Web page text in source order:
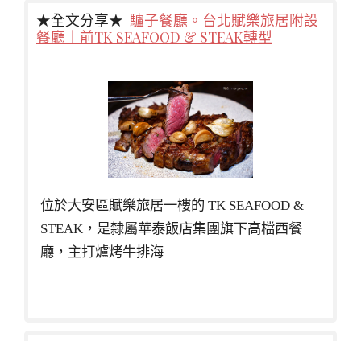
★全文分享★ 驢子餐廳。台北賦樂旅居附設
餐廳｜前TK SEAFOOD & STEAK轉型
位於大安區賦樂旅居一樓的 TK SEAFOOD &
STEAK，是隸屬華泰飯店集團旗下高檔西餐
廳，主打爐烤牛排海